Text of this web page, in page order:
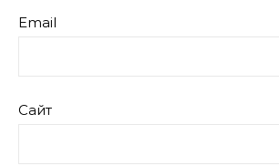
Email
Сайт